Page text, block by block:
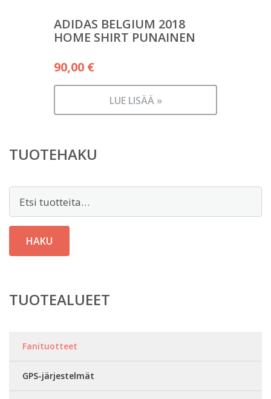
ADIDAS BELGIUM 2018
HOME SHIRT PUNAINEN
90,00 €
LUE LISÄÄ »
TUOTEHAKU
HAKU
TUOTEALUEET
Fanituotteet
GPS-järjestelmät